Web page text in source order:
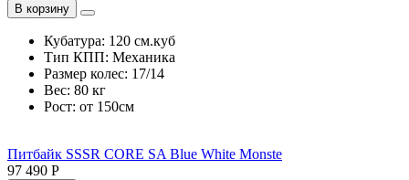
В корзину
Кубатура: 120 см.куб
Тип КПП: Механика
Размер колес: 17/14
Вес: 80 кг
Рост: от 150см
Питбайк SSSR CORE SA Blue White Monste
97 490 Р